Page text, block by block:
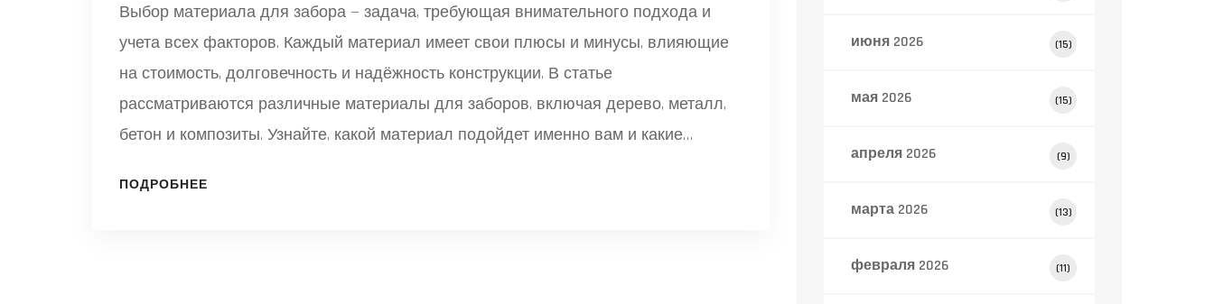
Выбор материала для забора — задача, требующая внимательного подхода и
учета всех факторов. Каждый материал имеет свои плюсы и минусы, влияющие
на стоимость, долговечность и надёжность конструкции. В статье
рассматриваются различные материалы для заборов, включая дерево, металл,
бетон и композиты. Узнайте, какой материал подойдет именно вам и какие
строительству долговечного и эстетичного забора.
ПОДРОБНЕЕ
июня 2026 (15)
мая 2026 (15)
апреля 2026 (9)
марта 2026 (13)
февраля 2026 (11)